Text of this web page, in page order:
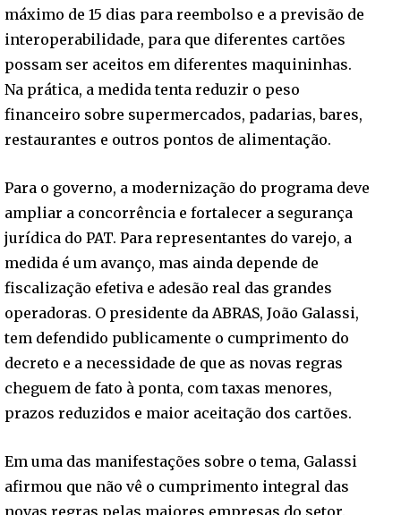
máximo de 15 dias para reembolso e a previsão de
interoperabilidade, para que diferentes cartões
possam ser aceitos em diferentes maquininhas.
Na prática, a medida tenta reduzir o peso
financeiro sobre supermercados, padarias, bares,
restaurantes e outros pontos de alimentação.
Para o governo, a modernização do programa deve
ampliar a concorrência e fortalecer a segurança
jurídica do PAT. Para representantes do varejo, a
medida é um avanço, mas ainda depende de
fiscalização efetiva e adesão real das grandes
operadoras. O presidente da ABRAS, João Galassi,
tem defendido publicamente o cumprimento do
decreto e a necessidade de que as novas regras
cheguem de fato à ponta, com taxas menores,
prazos reduzidos e maior aceitação dos cartões.
Em uma das manifestações sobre o tema, Galassi
afirmou que não vê o cumprimento integral das